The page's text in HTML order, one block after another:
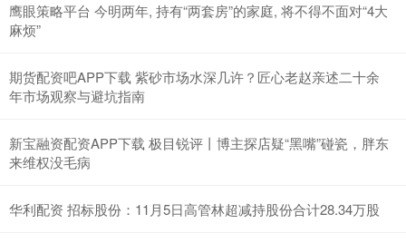
鹰眼策略平台 今明两年, 持有“两套房”的家庭, 将不得不面对“4大
麻烦”
期货配资吧APP下载 紫砂市场水深几许？匠心老赵亲述二十余
年市场观察与避坑指南
新宝融资配资APP下载 极目锐评丨博主探店疑“黑嘴”碰瓷，胖东
来维权没毛病
华利配资 招标股份：11月5日高管林超减持股份合计28.34万股